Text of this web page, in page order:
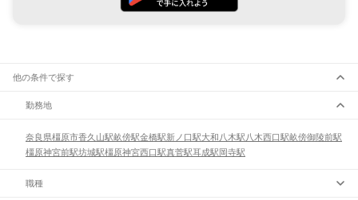
他の条件で探す
勤務地
奈良県橿原市香久山駅畝傍駅金橋駅新ノ口駅大和八木駅 八木西口駅畝傍御陵前駅
橿原神宮前駅坊城駅橿原神宮西口駅真菅駅耳成駅 岡寺駅
職種